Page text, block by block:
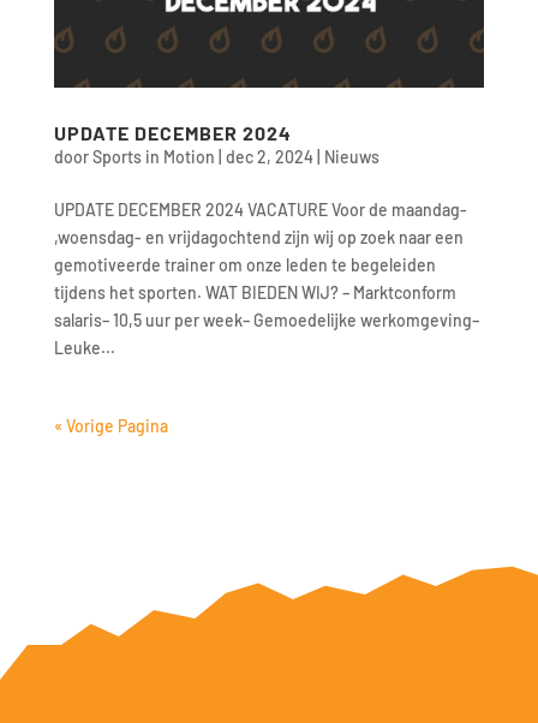
UPDATE DECEMBER 2024
doorSports in Motion dec 2, 2024| Nieuws
UPDATE DECEMBER 2024 VACATURE Voor de maandag-
,woensdag- en vrijdagochtend zijn wij op zoek naar een
gemotiveerde trainer om onze leden te begeleiden
tijdens het sporten. WAT BIEDEN WIJ? – Marktconform
salaris– 10,5 uur per week– Gemoedelijke werkomgeving–
Leuke...
« Vorige Pagina